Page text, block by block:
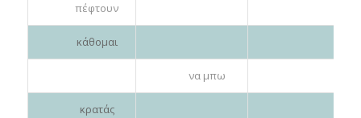
πέφτουν
κάθομαι
να μπω
κρατάς